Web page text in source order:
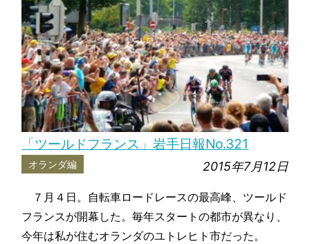
「ツールドフランス」岩手日報No.321
オランダ編 2015年7月12日
７月４日。自転車ロードレースの最高峰、ツールド
フランスが開幕した。毎年スタートの都市が異なり、
今年は私が住むオランダのユトレヒト市だった。